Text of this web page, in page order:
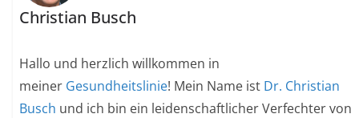
Christian Busch
Hallo und herzlich willkommen in
meiner Gesundheitslinie! Mein Name ist Dr. Christian
Busch und ich bin ein leidenschaftlicher Verfechter von